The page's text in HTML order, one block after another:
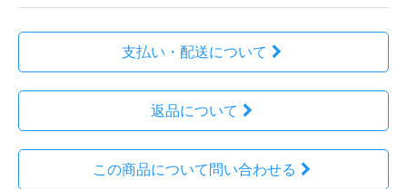
支払い・配送について
返品について
この商品について問い合わせる